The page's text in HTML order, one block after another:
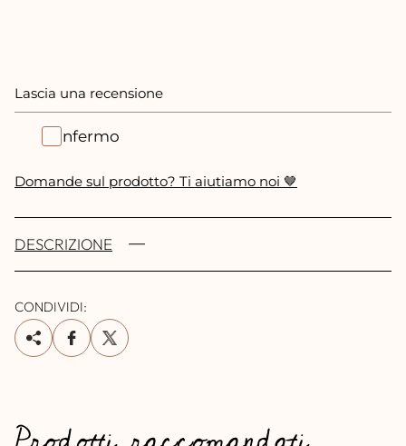
Lascia una recensione
Confermo
Domande sul prodotto? Ti aiutiamo noi 🤎
DESCRIZIONE
CONDIVIDI: